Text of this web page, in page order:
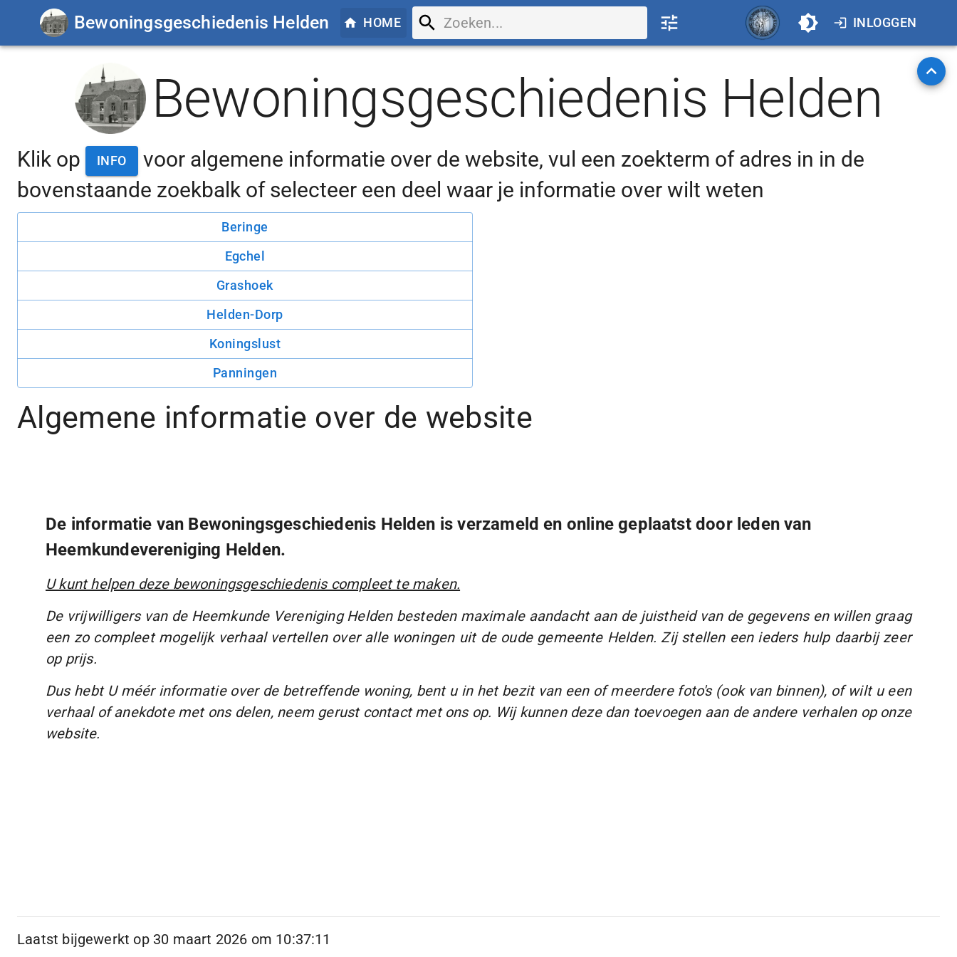
Bewoningsgeschiedenis Helden HOME INLOGGEN
Bewoningsgeschiedenis Helden
Klik op INFO voor algemene informatie over de website, vul een zoekterm of adres in in de
bovenstaande zoekbalk of selecteer een deel waar je informatie over wilt weten
Beringe
Egchel
Grashoek
Helden-Dorp
Koningslust
Panningen
Algemene informatie over de website
De informatie van Bewoningsgeschiedenis Helden is verzameld en online geplaatst door leden van
Heemkundevereniging Helden.
U kunt helpen deze bewoningsgeschiedenis compleet te maken.
De vrijwilligers van de Heemkunde Vereniging Helden besteden maximale aandacht aan de juistheid van de gegevens en willen graag
een zo compleet mogelijk verhaal vertellen over alle woningen uit de oude gemeente Helden. Zij stellen een ieders hulp daarbij zeer
op prijs.
Dus hebt U méér informatie over de betreffende woning, bent u in het bezit van een of meerdere foto's (ook van binnen), of wilt u een
verhaal of anekdote met ons delen, neem gerust contact met ons op. Wij kunnen deze dan toevoegen aan de andere verhalen op onze
website.
Laatst bijgewerkt op 30 maart 2026 om 10:37:11